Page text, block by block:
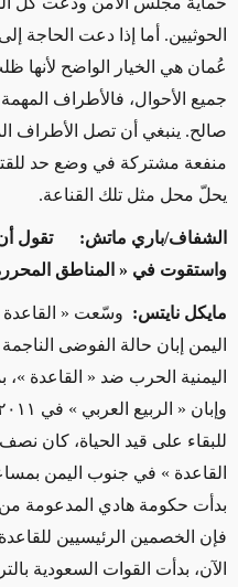
الحوثيين. أما إذا دعت الحاجة
عُمان هي الخيار الواضح لأنها
جميع الأحوال، فالأطراف
صالح. ينبغي أن تصل الأطراف
منفعة مشتركة في وضع حد
يحلّ محل مثل تلك القناعة.
الشفاف/باري ماتش: تقول أن
واستقوت في « المناطق
مايكل نايتس: وسّعت «
اليمن إبان حالة الفوضى
للبقاء على قيد الحياة، كان
القاعدة » في جنوب اليمن
بدأت حكومة هادي المدعومة من
فإن الخصمين الرئيسيين للقاعدة
الآن، بدأت القوات السعودية